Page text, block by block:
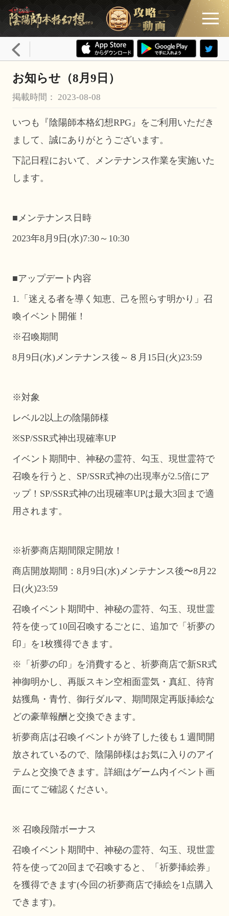
お知らせ（8月9日）
掲載時間： 2023-08-08
いつも『陰陽師本格幻想RPG』をご利用いただき
まして、誠にありがとうございます。
下記日程において、メンテナンス作業を実施いた
します。
■メンテナンス日時
2023年8月9日(水)7:30～10:30
■アップデート内容
1.「迷える者を導く知恵、己を照らす明かり」召
喚イベント開催！
※召喚期間
8月9日(水)メンテナンス後～８月15日(火)23:59
※対象
レベル2以上の陰陽師様
※SP/SSR式神出現確率UP
イベント期間中、神秘の霊符、勾玉、現世霊符で
召喚を行うと、SP/SSR式神の出現率が2.5倍にア
ップ！SP/SSR式神の出現確率UPは最大3回まで適
用されます。
※祈夢商店期間限定開放！
商店開放期間：8月9日(水)メンテナンス後〜8月22
日(火)23:59
召喚イベント期間中、神秘の霊符、勾玉、現世霊
符を使って10回召喚するごとに、追加で「祈夢の
印」を1枚獲得できます。
※「祈夢の印」を消費すると、祈夢商店で新SR式
神御明かし、再販スキン空相面霊気・真紅、待宵
姑獲鳥・青竹、御行ダルマ、期間限定再販挿絵な
どの豪華報酬と交換できます。
祈夢商店は召喚イベントが終了した後も１週間開
放されているので、陰陽師様はお気に入りのアイ
テムと交換できます。詳細はゲーム内イベント画
面にてご確認ください。
※ 召喚段階ボーナス
召喚イベント期間中、神秘の霊符、勾玉、現世霊
符を使って20回まで召喚すると、「祈夢挿絵券」
を獲得できます(今回の祈夢商店で挿絵を1点購入
できます)。